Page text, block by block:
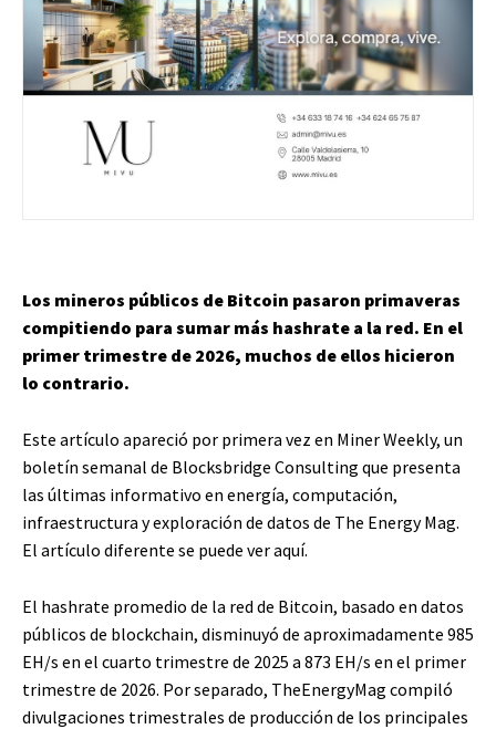
Los mineros públicos de Bitcoin pasaron primaveras
compitiendo para sumar más hashrate a la red. En el
primer trimestre de 2026, muchos de ellos hicieron
lo contrario.
Este artículo apareció por primera vez en Miner Weekly, un
boletín semanal de Blocksbridge Consulting que presenta
las últimas informativo en energía, computación,
infraestructura y exploración de datos de The Energy Mag.
El artículo diferente se puede ver aquí.
El hashrate promedio de la red de Bitcoin, basado en datos
públicos de blockchain, disminuyó de aproximadamente 985
EH/s en el cuarto trimestre de 2025 a 873 EH/s en el primer
trimestre de 2026. Por separado, TheEnergyMag compiló
divulgaciones trimestrales de producción de los principales